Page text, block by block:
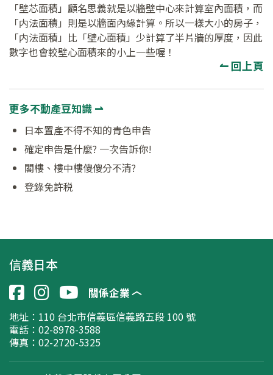
「壁芯面積」顧名思義就是以牆壁中心來計算室內面積，而
「内法面積」則是以牆面內緣計算。所以一樣大小的房子，
「内法面積」比「壁心面積」少計算了半片牆的厚度，因此
數字也會較壁心面積來的小上一些喔！
↼ 回上頁
更多不動產豆知識 ⇀
日本置產不得不知的青色申告
確定申告是什麼? 一次告訴你!
閣樓、樓中樓傻傻分不清?
登錄免許税
信義日本
關係企業
地址： 110 台北市信義區信義路五段 100 號
電話：02-8978-3588
傳真：02-2720-5325